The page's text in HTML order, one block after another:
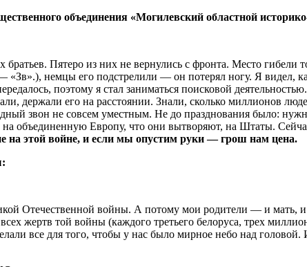
объединения «Могилевский областной
Пятеро из них не вернулись с фронта. Место гибели
немцы его подстрелили — он потерял ногу. Я видел,
поэтому я стал заниматься поисковой
держали его на расстоянии. Знали, сколько миллионов
звон не совсем уместным. Не до празднования было:
объединенную Европу, что они вытворяют, на Штаты.
на этой войне, и если мы опустим руки — грош нам цена.
Отечественной войны. А потому мои родители — и мать,
жертв той войны (каждого третьего белоруса, трех
все для того, чтобы у нас было мирное небо над